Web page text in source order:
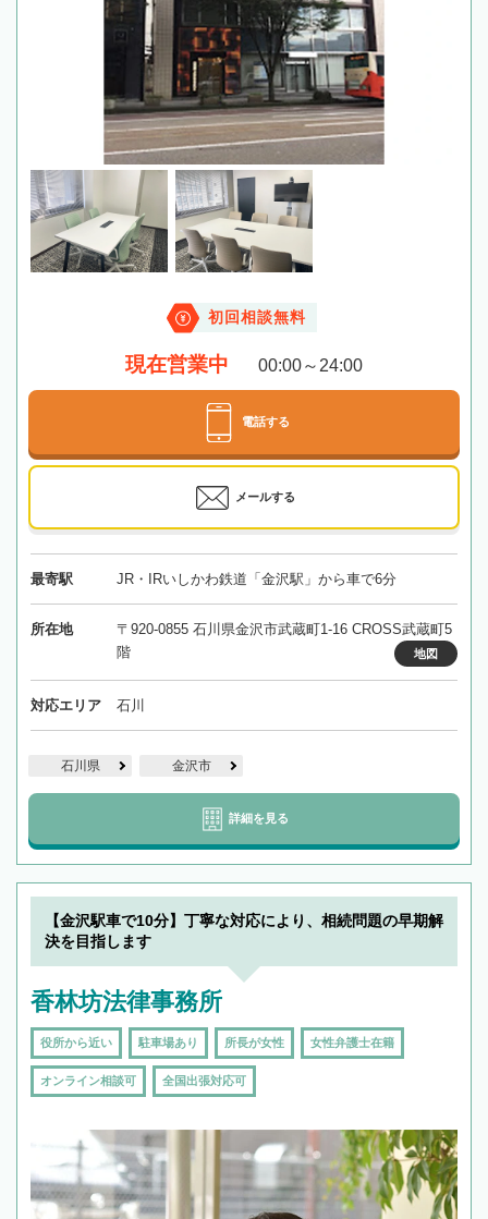
初回相談無料
現在営業中 00:00～24:00
電話する
メールする
最寄駅 JR・IRいしかわ鉄道「金沢駅」から車で6分
所在地
〒920-0855 石川県金沢市武蔵町1-16 CROSS武蔵町5
階
地図
対応エリア 石川
石川県 金沢市
詳細を見る
【金沢駅車で10分】丁寧な対応により、相続問題の早期解
決を目指します
香林坊法律事務所
役所から近い 駐車場あり 所長が女性 女性弁護士在籍
オンライン相談可 全国出張対応可